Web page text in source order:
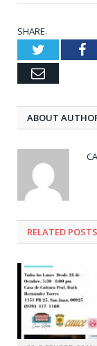
SHARE.
Twitter
Email
ABOUT
RELATED POSTS